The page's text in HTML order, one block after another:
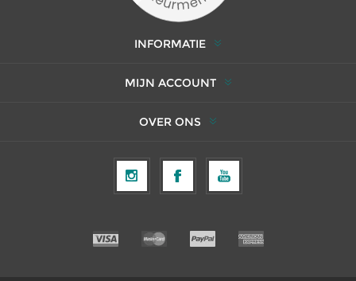
INFORMATIE
MIJN ACCOUNT
OVER ONS